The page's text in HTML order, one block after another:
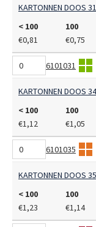
KARTONNEN DOOS
< 100
100
€0,81
€0,75
6101031
KARTONNEN DOOS
< 100
100
€1,12
€1,05
6101035
KARTONNEN DOOS
< 100
100
€1,23
€1,14